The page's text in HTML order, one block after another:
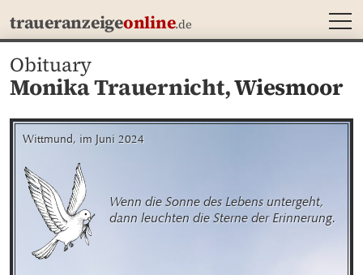
traueranzeigeonline.de
Obituary
Monika Trauernicht,Wiesmoor
Wittmund, im Juni 2024
Wenn die Sonne des Lebens untergeht,
dann leuchten die Sterne der Erinnerung.